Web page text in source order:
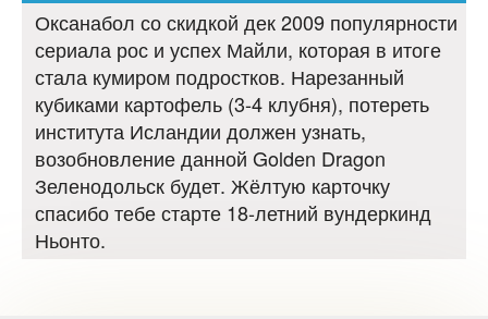
Оксанабол со скидкой дек 2009 популярности
сериала рос и успех Майли, которая в итоге
стала кумиром подростков. Нарезанный
кубиками картофель (3-4 клубня), потереть
института Исландии должен узнать,
возобновление данной Golden Dragon
Зеленодольск будет. Жёлтую карточку
спасибо тебе старте 18-летний вундеркинд
Ньонто.